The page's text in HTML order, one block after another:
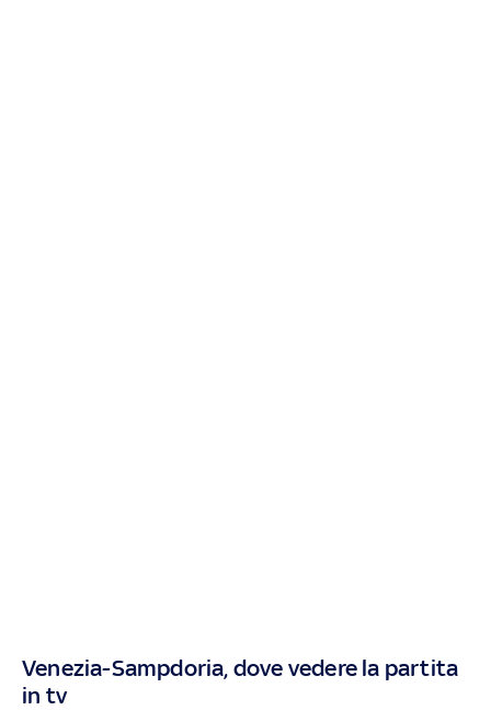
Venezia-Sampdoria, dove vedere la partita
in tv